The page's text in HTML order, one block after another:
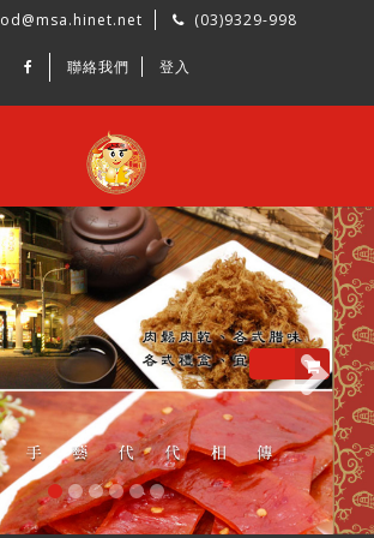
(03)9329-998
聯絡我們 登入